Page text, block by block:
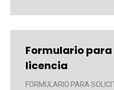
Formulario
licencia
FORMULARIO PARA